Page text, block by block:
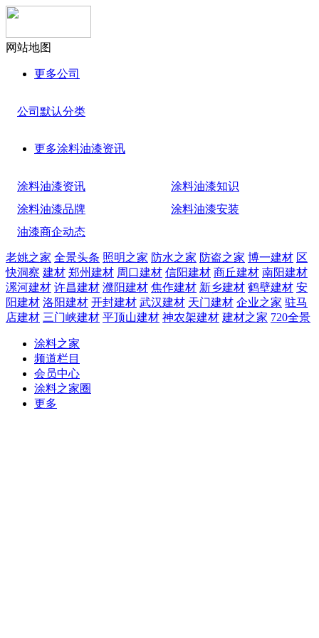
网站地图
更多公司
公司默认分类
更多涂料油漆资讯
涂料油漆资讯
涂料油漆知识
涂料油漆品牌
涂料油漆安装
油漆商企动态
老姚之家 全景头条 照明之家 防水之家 防盗之家 博一建材 区
快洞察 建材 郑州建材 周口建材 信阳建材 商丘建材 南阳建材
漯河建材 许昌建材 濮阳建材 焦作建材 新乡建材 鹤壁建材 安
阳建材 洛阳建材 开封建材 武汉建材 天门建材 企业之家 驻马
店建材 三门峡建材 平顶山建材 神农架建材 建材之家 720全景
涂料之家
频道栏目
会员中心
涂料之家圈
更多